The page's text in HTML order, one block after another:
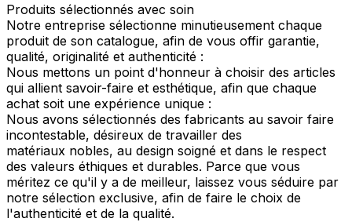
Produits sélectionnés avec soin
Notre entreprise sélectionne minutieusement chaque
produit de son catalogue, afin de vous offir garantie,
qualité, originalité et authenticité :
Nous mettons un point d'honneur à choisir des articles
qui allient savoir-faire et esthétique, afin que chaque
achat soit une expérience unique :
Nous avons sélectionnés des fabricants au savoir faire
incontestable, désireux de travailler des
matériaux nobles, au design soigné et dans le respect
des valeurs éthiques et durables. Parce que vous
méritez ce qu'il y a de meilleur, laissez vous séduire par
notre sélection exclusive, afin de faire le choix de
l'authenticité et de la qualité.